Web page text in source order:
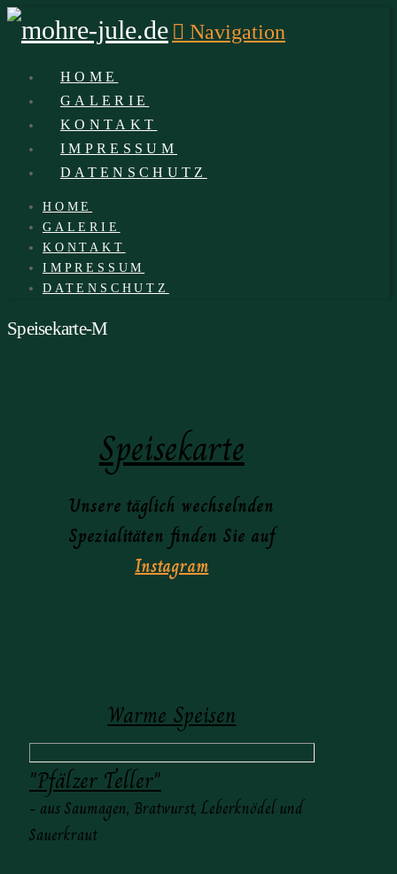
Navigation
HOME
GALERIE
KONTAKT
IMPRESSUM
DATENSCHUTZ
HOME
GALERIE
KONTAKT
IMPRESSUM
DATENSCHUTZ
Speisekarte-M
Speisekarte
Unsere täglich wechselnden
Spezialitäten finden Sie auf
Instagram
Warme Speisen
"Pfälzer Teller"
- aus Saumagen, Bratwurst, Leberknödel und
Sauerkraut